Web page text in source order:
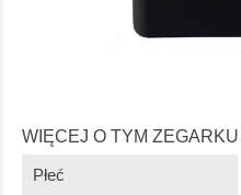
WIĘCEJ O TYM ZEGARKU
Płeć